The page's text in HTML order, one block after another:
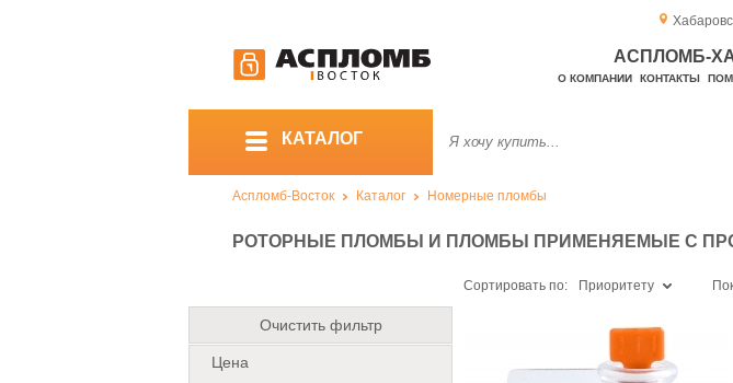
АСПЛОМБ-
О КОМПАНИИ КОНТАКТЫ
КАТАЛОГ
Аспломб-Восток Каталог Номерные пломбы
РОТОРНЫЕ ПЛОМБЫ И ПЛОМБЫ ПРИМЕНЯЕМЫЕ С
Очистить фильтр
Цена
Сортировать по: Приоритету